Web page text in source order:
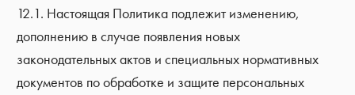
12.1. Настоящая Политика подлежит изменению,
дополнению в случае появления новых
законодательных актов и специальных нормативных
документов по обработке и защите персональных